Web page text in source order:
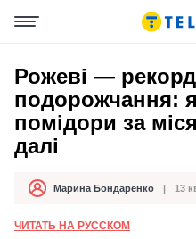
Рожеві —
подорожчання:
помідори за
далі
АвторМарина Бондаренко
Дата публікації 13
ЧИТАТЬ НА РУССКОМ